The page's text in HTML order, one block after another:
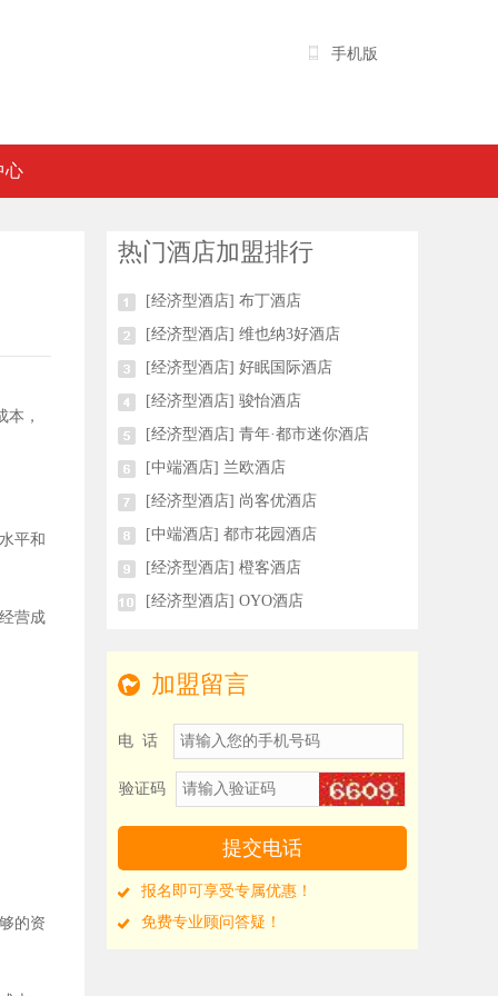
手机版
心
，
平和
营成
的资
热门酒店加盟排行
[经济型酒店] 布丁酒店
[经济型酒店] 维也纳3好酒店
[经济型酒店] 好眠国际酒店
[经济型酒店] 骏怡酒店
[经济型酒店] 青年·都市迷你酒店
[中端酒店] 兰欧酒店
[经济型酒店] 尚客优酒店
[中端酒店] 都市花园酒店
[经济型酒店] 橙客酒店
[经济型酒店] OYO酒店
加盟留言
电 话
验证码
报名即可享受专属优惠！
免费专业顾问答疑！